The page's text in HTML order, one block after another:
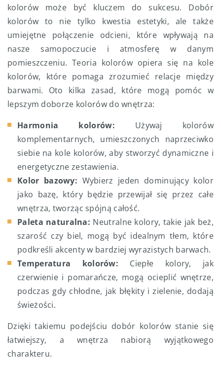
kolorów może być kluczem do sukcesu. Dobór
kolorów to nie tylko kwestia estetyki, ale także
umiejętne połączenie odcieni, które wpływają na
nasze samopoczucie i atmosferę w danym
pomieszczeniu. Teoria kolorów opiera się na kole
kolorów, które pomaga zrozumieć relacje między
barwami. Oto kilka zasad, które mogą pomóc w
lepszym doborze kolorów do wnętrza:
Harmonia kolorów: Używaj kolorów
komplementarnych, umieszczonych naprzeciwko
siebie na kole kolorów, aby stworzyć dynamiczne i
energetyczne zestawienia.
Kolor bazowy: Wybierz jeden dominujący kolor
jako bazę, który będzie przewijał się przez całe
wnętrza, tworząc spójną całość.
Paleta naturalna: Neutralne kolory, takie jak beż,
szarość czy biel, mogą być idealnym tłem, które
podkreśli akcenty w bardziej wyrazistych barwach.
Temperatura kolorów: Ciepłe kolory, jak
czerwienie i pomarańcze, mogą ocieplić wnętrze,
podczas gdy chłodne, jak błękity i zielenie, dodają
świeżości.
Dzięki takiemu podejściu dobór kolorów stanie się
łatwiejszy, a wnętrza nabiorą wyjątkowego
charakteru.